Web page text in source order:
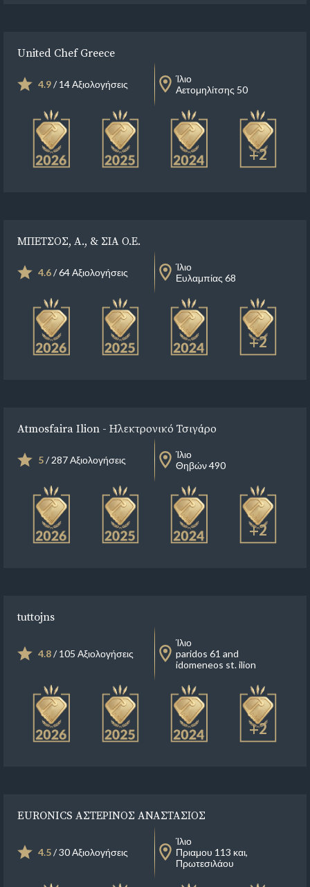
United Chef Greece
4.9/ 14 Αξιολογήσεις
Ίλιο
Αετομηλίτσης 50
+2
ΜΠΕΤΣΟΣ, Α., & ΣΙΑ Ο.Ε.
4.6/ 64 Αξιολογήσεις
Ίλιο
Ευλαμπίας 68
+2
Atmosfaira Ilion - Ηλεκτρονικό Τσιγάρο
5/ 287 Αξιολογήσεις
Ίλιο
Θηβών 490
+2
tuttojns
4.8/ 105 Αξιολογήσεις
Ίλιο
paridos 61 and
idomeneos st. ilion
+2
EURONICS ΑΣΤΕΡΙΝΟΣ ΑΝΑΣΤΑΣΙΟΣ
4.5/ 30 Αξιολογήσεις
Ίλιο
Πριαμου 113 και,
Πρωτεσιλάου